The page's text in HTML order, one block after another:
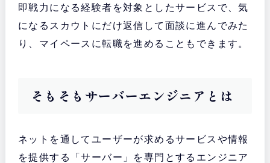
即戦力になる経験者を対象としたサービスで、気
になるスカウトにだけ返信して面談に進んでみた
り、マイペースに転職を進めることもできます。
そもそもサーバーエンジニアとは
ネットを通してユーザーが求めるサービスや情報
を提供する「サーバー」を専門とするエンジニア